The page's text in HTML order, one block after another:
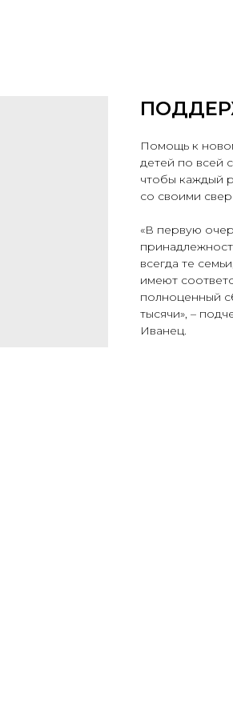
Помощь к
детей по всей
чтобы каждый
со своими
«В первую
всегда те
имеют
полноценный
тысячи», –
Иванец.